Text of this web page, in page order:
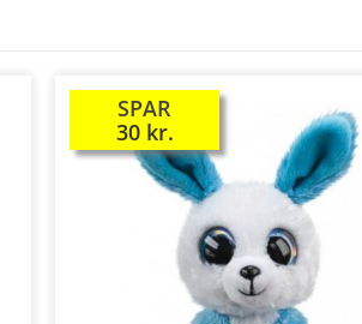
SPAR
30 kr.
TILBUD!